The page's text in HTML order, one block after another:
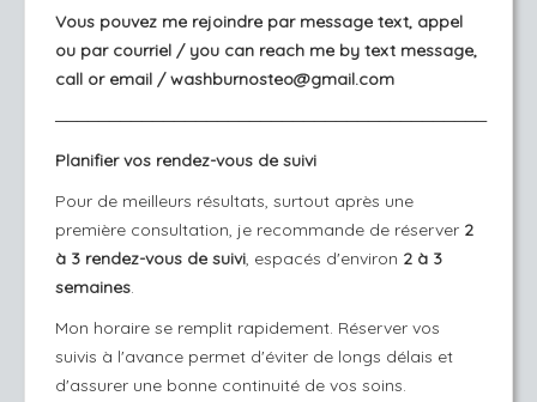
Vous pouvez me rejoindre par message text, appel
ou par courriel / you can reach me by text message,
call or email / washburnosteo@gmail.com
────────────────────────────────────────
Planifier vos rendez-vous de suivi
Pour de meilleurs résultats, surtout après une
première consultation, je recommande de réserver 2
à 3 rendez-vous de suivi, espacés d'environ 2 à 3
semaines.
Mon horaire se remplit rapidement. Réserver vos
suivis à l'avance permet d'éviter de longs délais et
d'assurer une bonne continuité de vos soins.